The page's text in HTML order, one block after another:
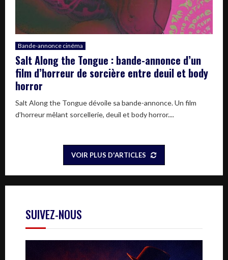
Bande-annonce cinéma
Salt Along the Tongue : bande-annonce d’un
film d’horreur de sorcière entre deuil et body
horror
Salt Along the Tongue dévoile sa bande-annonce. Un film
d’horreur mêlant sorcellerie, deuil et body horror....
VOIR PLUS D'ARTICLES
SUIVEZ-NOUS